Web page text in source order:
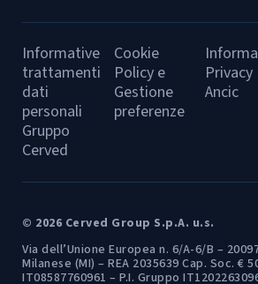
Informative
trattamenti
dati
personali
Gruppo
Cerved
Cookie
Policy e
Gestione
preferenze
Privacy
Ancic
© 2026 Cerved Group S.p.A. u.s.
Via dell’Unione Europea n. 6/A-6/B –
Milanese (MI) – REA 2035639 Cap. Soc. €
IT08587760961 – P.I. Gruppo